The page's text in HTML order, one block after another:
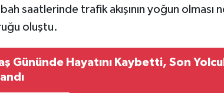
saatlerinde trafik akışının yoğun olması
oluştu.
Gününde Hayatını Kaybetti, Son